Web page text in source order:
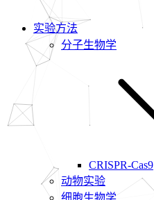
实验方法
分子生物学
CRISPR-Cas9
动物实验
细胞生物学